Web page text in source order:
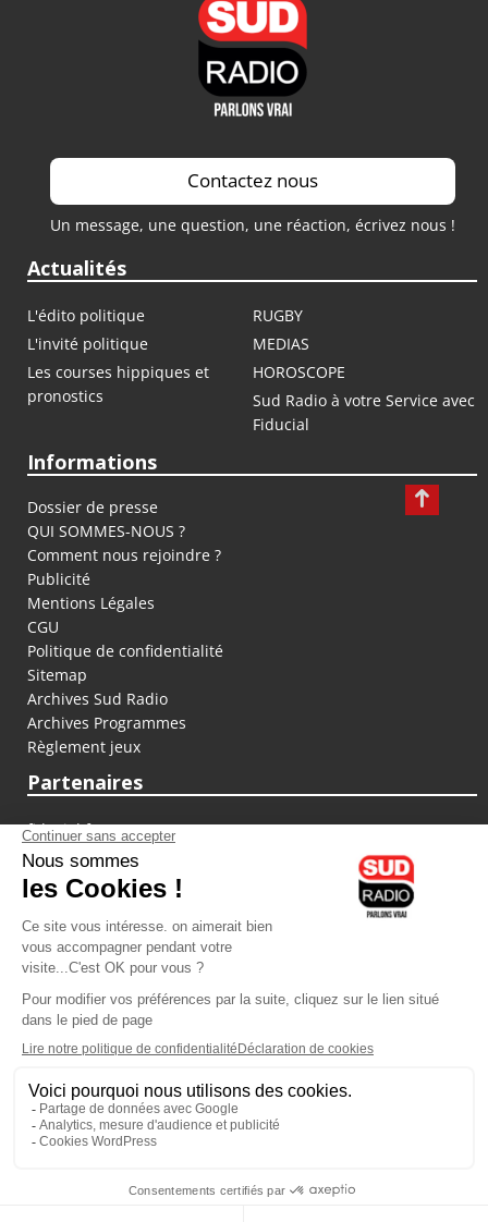
Contactez nous
Un message, une question, une réaction, écrivez nous !
Actualités
L'édito politique
RUGBY
L'invité politique
MEDIAS
Les courses hippiques et
pronostics
HOROSCOPE
Sud Radio à votre Service avec
Fiducial
Informations
Dossier de presse
QUI SOMMES-NOUS ?
Comment nous rejoindre ?
Publicité
Mentions Légales
CGU
Politique de confidentialité
Sitemap
Archives Sud Radio
Archives Programmes
Règlement jeux
Partenaires
fiducial.fr
lyoncapitale.fr
olympique-et-lyonnais.com
L'application Iphone / Android
Téléchargez l'application
Les cookies
Gestion des cookies
Crédit photos : ©Sud Radio / Pierre Olivier